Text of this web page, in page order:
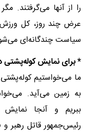
را از آنها می‌گرفتند.
عرض چند روز، کل ورزش
سیاست چندگانه‌ای
* برای نمایش کوله‌پشتی
ما می‌خواستیم
به زمین می‌آید.
ببریم و آنجا